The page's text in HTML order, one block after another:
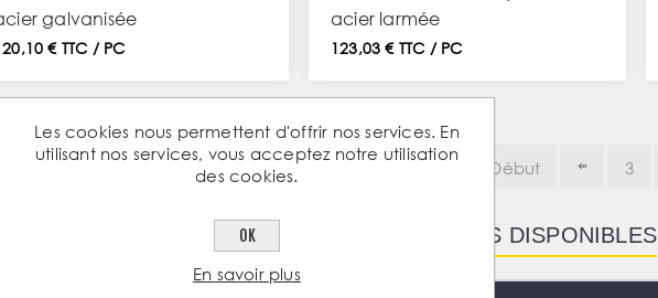
galvanisée
€ TTC / PC
acier larmée
123,03 € TTC / PC
Début 3
TYPES ET FINITIONS DISPONIBLES
Les cookies nous permettent d'offrir nos services. En
utilisant nos services, vous acceptez notre utilisation
des cookies.
OK
En savoir plus